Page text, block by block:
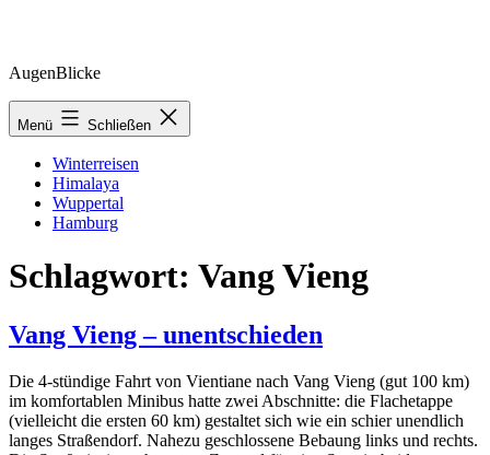
Zum
springen
AugenBlicke
Menü Schließen
Winterreisen
Himalaya
Wuppertal
Hamburg
Schlagwort: Vang Vieng
Vang Vieng – unentschieden
Die 4-stündige Fahrt von Vientiane nach Vang Vieng (gut 100 km)
im komfortablen Minibus hatte zwei Abschnitte: die Flachetappe
(vielleicht die ersten 60 km) gestaltet sich wie ein schier unendlich
langes Straßendorf. Nahezu geschlossene Bebaung links und rechts.